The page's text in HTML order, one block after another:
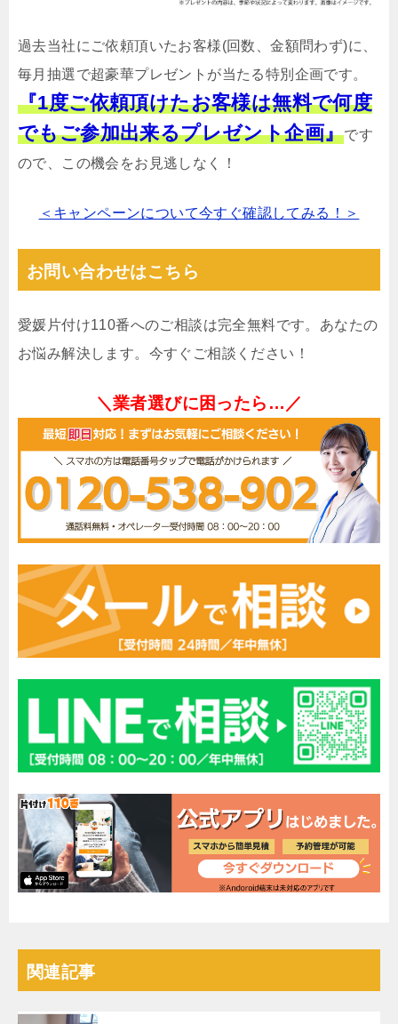
過去当社にご依頼頂いたお客様(回数、金額問わず)に、
毎月抽選で超豪華プレゼントが当たる特別企画です。
『1度ご依頼頂けたお客様は無料で何度
でもご参加出来るプレゼント企画』です
ので、この機会をお見逃しなく！
＜キャンペーンについて今すぐ確認してみる！＞
お問い合わせはこちら
愛媛片付け110番へのご相談は完全無料です。あなたの
お悩み解決します。今すぐご相談ください！
＼業者選びに困ったら…／
関連記事